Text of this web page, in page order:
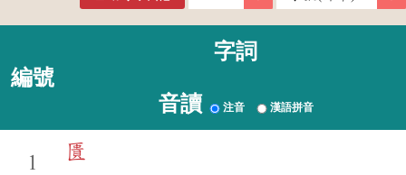
編號
字詞
音讀 注音 漢語拼音
1
匱